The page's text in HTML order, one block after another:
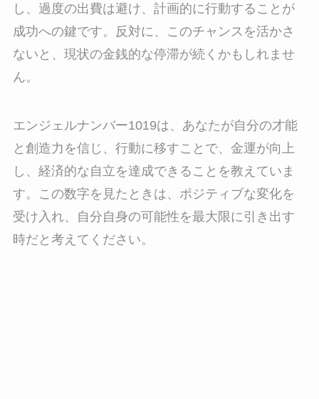
し、過度の出費は避け、計画的に行動することが
成功への鍵です。反対に、このチャンスを活かさ
ないと、現状の金銭的な停滞が続くかもしれませ
ん。
エンジェルナンバー1019は、あなたが自分の才能
と創造力を信じ、行動に移すことで、金運が向上
し、経済的な自立を達成できることを教えていま
す。この数字を見たときは、ポジティブな変化を
受け入れ、自分自身の可能性を最大限に引き出す
時だと考えてください。